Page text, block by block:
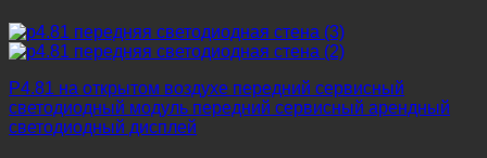
P4.81 на открытом воздухе передний сервисный
светодиодный модуль передний сервисный арендный
светодиодный дисплей